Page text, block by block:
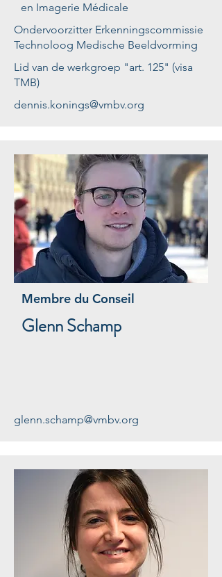
en Imagerie Médicale
Ondervoorzitter Erkenningscommissie ​
Technoloog Medische Beeldvorming
Lid van de werkgroep "art. 125" (visa
TMB)
dennis.konings@vmbv.org
Membre du Conseil
Glenn Schamp
glenn.schamp@vmbv.org